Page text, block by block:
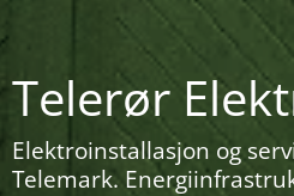
Telerør
Elektroinstallasjon og
Telemark.